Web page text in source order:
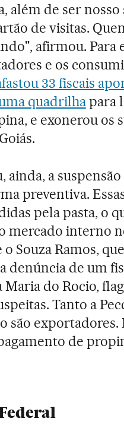
além de ser
de visitas.
afirmou. Para
e os
33 fiscais
quadrilhapara
e exonerou os
a
preventiva.
pela pasta, o
mercado interno
o Souza Ramos,
denúncia de um
do Rocio,
Tanto a
são exportadores.
de